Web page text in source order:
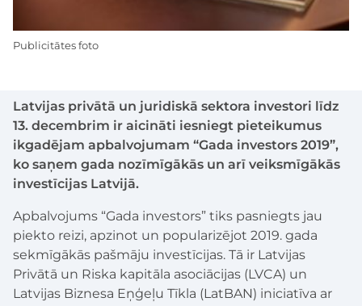
Latvijas privātā un juridiskā sektora investori līdz
13. decembrim ir aicināti iesniegt pieteikumus
ikgadējam apbalvojumam “Gada investors 2019”,
ko saņem gada nozīmīgākās un arī veiksmīgākās
investīcijas Latvijā.
Apbalvojums “Gada investors” tiks pasniegts jau
piekto reizi, apzinot un popularizējot 2019. gada
sekmīgākās pašmāju investīcijas. Tā ir Latvijas
Privātā un Riska kapitāla asociācijas (LVCA) un
Latvijas Biznesa Eņģeļu Tīkla (LatBAN) iniciatīva ar
Publicitātes foto